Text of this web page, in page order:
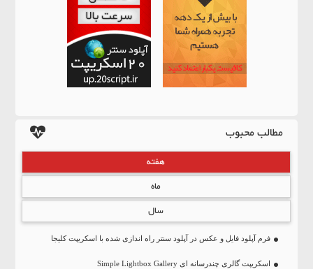
مطالب محبوب
هفته
ماه
سال
فرم آپلود فایل و عکس در آپلود سنتر راه اندازی شده با اسکریپت کلیجا
اسکریپت گالری چندرسانه ای Simple Lightbox Gallery